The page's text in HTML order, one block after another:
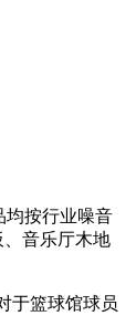
均按行业噪音
音乐厅木地
于篮球馆球员